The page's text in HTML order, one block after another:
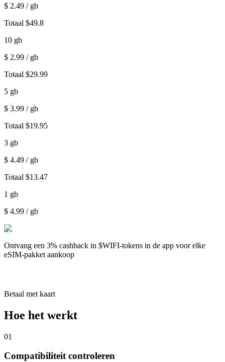
$ 2.49 / gb
Totaal $49.8
10 gb
$ 2.99 / gb
Totaal $29.99
5 gb
$ 3.99 / gb
Totaal $19.95
3 gb
$ 4.49 / gb
Totaal $13.47
1 gb
$ 4.99 / gb
Ontvang een 3% cashback in $WIFI-tokens in de app voor elke
eSIM-pakket aankoop
Betaal met kaart
Hoe het werkt
01
Compatibiliteit controleren